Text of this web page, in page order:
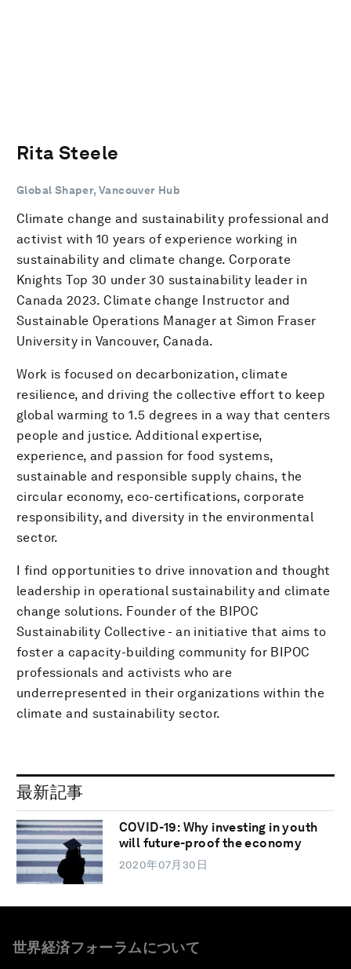
Rita Steele
Global Shaper, Vancouver Hub
Climate change and sustainability professional and
activist with 10 years of experience working in
sustainability and climate change. Corporate
Knights Top 30 under 30 sustainability leader in
Canada 2023. Climate change Instructor and
Sustainable Operations Manager at Simon Fraser
University in Vancouver, Canada.
Work is focused on decarbonization, climate
resilience, and driving the collective effort to keep
global warming to 1.5 degrees in a way that centers
people and justice. Additional expertise,
experience, and passion for food systems,
sustainable and responsible supply chains, the
circular economy, eco-certifications, corporate
responsibility, and diversity in the environmental
sector.
I find opportunities to drive innovation and thought
leadership in operational sustainability and climate
change solutions. Founder of the BIPOC
Sustainability Collective - an initiative that aims to
foster a capacity-building community for BIPOC
professionals and activists who are
underrepresented in their organizations within the
climate and sustainability sector.
最新記事
COVID-19: Why investing in youth
will future-proof the economy
2020年07月30日
世界経済フォーラムについて